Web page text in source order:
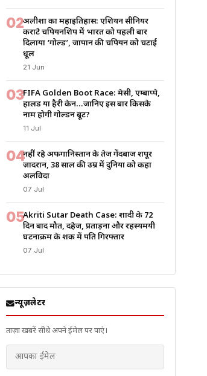
02अलीशा का महाइतिहास: एशियन सीनियर
कराटे चैंपियनशिप में भारत को पहली बार
दिलाया ‘गोल्ड’, जापान की चैंपियन को चटाई
धूल
21 Jun
03FIFA Golden Boot Race: मेसी, एम्बाप्पे,
हालैंड या हैरी केन…जानिए इस बार किसके
नाम होगी गोल्डन बूट?
11 Jul
04नहीं रहे अफगानिस्तान के तेज गेंदबाज शपूर
ज़ादरान, 38 साल की उम्र में दुनिया को कहा
अलविदा
07 Jul
05Akriti Sutar Death Case: शादी के 72
दिन बाद मौत, दहेज, प्रताड़ना और रहस्यमयी
घटनाक्रम के शक में पति गिरफ्तार
07 Jul
न्यूज़लेटर
ताज़ा खबरें सीधे अपने ईमेल पर पाएं।